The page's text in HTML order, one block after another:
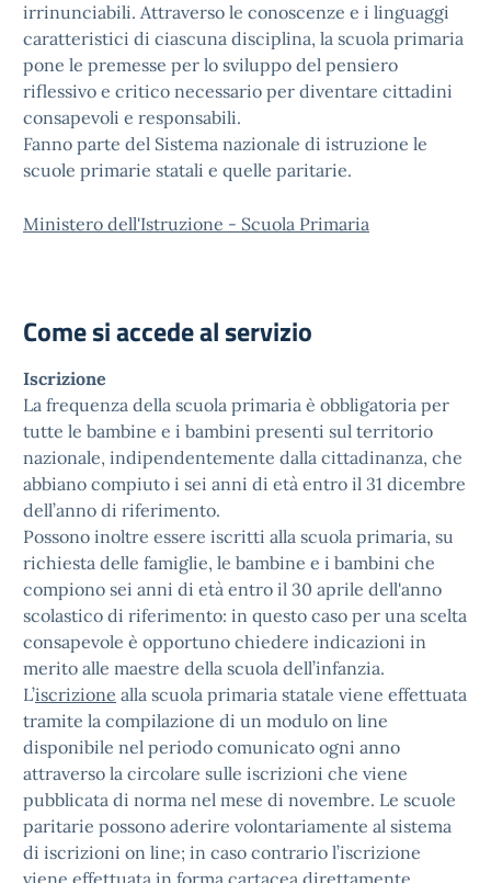
irrinunciabili. Attraverso le conoscenze e i linguaggi
caratteristici di ciascuna disciplina, la scuola primaria
pone le premesse per lo sviluppo del pensiero
riflessivo e critico necessario per diventare cittadini
consapevoli e responsabili.
Fanno parte del Sistema nazionale di istruzione le
scuole primarie statali e quelle paritarie.
Ministero dell'Istruzione - Scuola Primaria
Come si accede al servizio
Iscrizione
La frequenza della scuola primaria è obbligatoria per
tutte le bambine e i bambini presenti sul territorio
nazionale, indipendentemente dalla cittadinanza, che
abbiano compiuto i sei anni di età entro il 31 dicembre
dell’anno di riferimento.
Possono inoltre essere iscritti alla scuola primaria, su
richiesta delle famiglie, le bambine e i bambini che
compiono sei anni di età entro il 30 aprile dell'anno
scolastico di riferimento: in questo caso per una scelta
consapevole è opportuno chiedere indicazioni in
merito alle maestre della scuola dell’infanzia.
L’iscrizione alla scuola primaria statale viene effettuata
tramite la compilazione di un modulo on line
disponibile nel periodo comunicato ogni anno
attraverso la circolare sulle iscrizioni che viene
pubblicata di norma nel mese di novembre. Le scuole
paritarie possono aderire volontariamente al sistema
di iscrizioni on line; in caso contrario l’iscrizione
viene effettuata in forma cartacea direttamente